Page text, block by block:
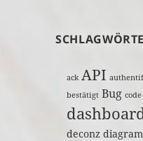
ack API
bestätigt Bug code
deconz